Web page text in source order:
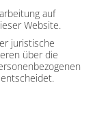
auf
Website.
juristische
über die